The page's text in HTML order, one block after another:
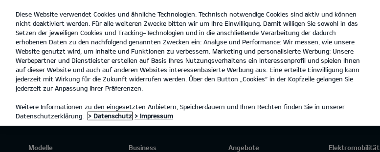
open
menu
Auto Center Weiterstadt GmbH Tel. :
ANGEBOTSANFRAGE
Modelle
Business
Angebote
Elektromobilität
Diese Website verwendet Cookies und ähnliche Technologien. Technisch notwendige Cookies sind aktiv und können
nicht deaktiviert werden. Für alle weiteren Zwecke bitten wir um Ihre Einwilligung. Damit willigen Sie sowohl in das
Setzen der jeweiligen Cookies und Tracking-Technologien und in die anschließende Verarbeitung der dadurch
erhobenen Daten zu den nachfolgend genannten Zwecken ein: Analyse und Performance: Wir messen, wie unsere
Website genutzt wird, um Inhalte und Funktionen zu verbessern. Marketing und personalisierte Werbung: Unsere
Werbepartner und Dienstleister erstellen auf Basis Ihres Nutzungsverhaltens ein Interessenprofil und spielen Ihnen
auf dieser Website und auch auf anderen Websites interessenbasierte Werbung aus. Eine erteilte Einwilligung kann
jederzeit mit Wirkung für die Zukunft widerrufen werden. Über den Button „Cookies“ in der Kopfzeile gelangen Sie
jederzeit zur Anpassung Ihrer Präferenzen.
Weitere Informationen zu den eingesetzten Anbietern, Speicherdauern und Ihren Rechten finden Sie in unserer
Datenschutzerklärung.
> Datenschutz > Impressum